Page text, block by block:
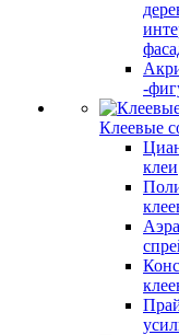
-
Клеевые
клеи